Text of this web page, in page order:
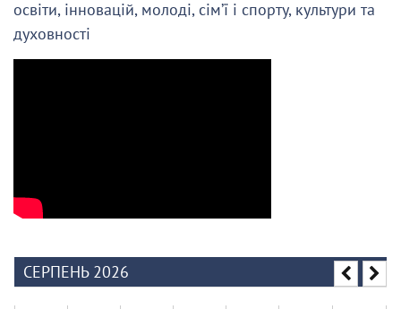
освіти, інновацій, молоді, сім’ї і спорту, культури та
духовності
СЕРПЕНЬ 2026